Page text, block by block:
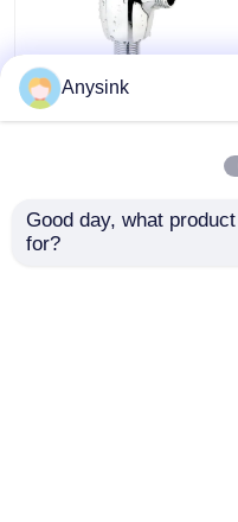
1 inch Toilet Urinal
Flush Valve Vervanging
Anysink
Good day, what
for?